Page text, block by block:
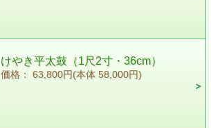
けやき平太鼓（1尺2寸・36cm）
価格： 63,800円(本体 58,000円)